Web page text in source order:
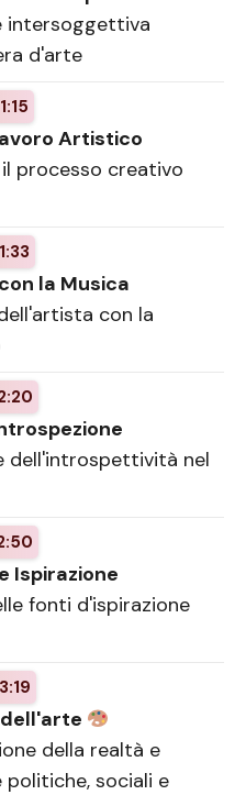
intersoggettiva
d'arte
Artistico
processo creativo
la Musica
con la
dell'introspettività nel
Ispirazione
fonti d'ispirazione
della realtà e
sociali e